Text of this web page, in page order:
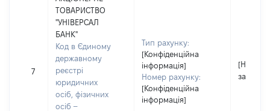
7
ТОВАРИСТВО
"УНІВЕРСАЛ
БАНК"
Код в Єдиному
державному
реєстрі
юридичних
осіб, фізичних
осіб –
Тип рахунку:
[Конфіденційна
інформація]
Номер рахунку:
[Конфіденційна
інформація]
[Не